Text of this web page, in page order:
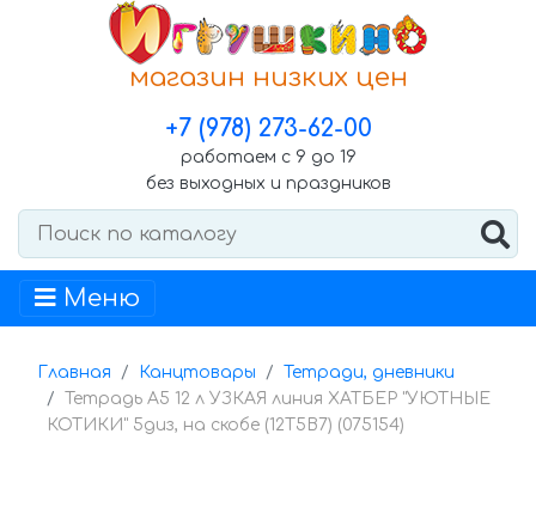
магазин низких цен
+7 (978) 273-62-00
работаем с 9 до 19
без выходных и праздников
Меню
Главная Канцтовары
Тетради, дневники
Тетрадь А5 12 л УЗКАЯ линия ХАТБЕР "УЮТНЫЕ
КОТИКИ" 5диз, на скобе (12Т5В7) (075154)